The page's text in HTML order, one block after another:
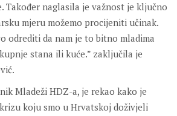
Također naglasila je važnost je ključno
mjeru možemo procijeniti učinak.
odrediti da nam je to bitno mladima
stana ili kuće.” zaključila je
Mladeži HDZ-a, je rekao kako je
koju smo u Hrvatskoj doživjeli